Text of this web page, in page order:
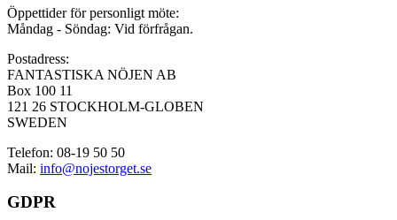
Öppettider för personligt möte:
Måndag - Söndag: Vid förfrågan.
Postadress:
FANTASTISKA NÖJEN AB
Box 100 11
121 26 STOCKHOLM-GLOBEN
SWEDEN
Telefon: 08-19 50 50
Mail: info@nojestorget.se
GDPR